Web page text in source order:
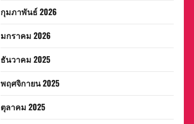
กุมภาพันธ์ 2026
มกราคม 2026
ธันวาคม 2025
พฤศจิกายน 2025
ตุลาคม 2025